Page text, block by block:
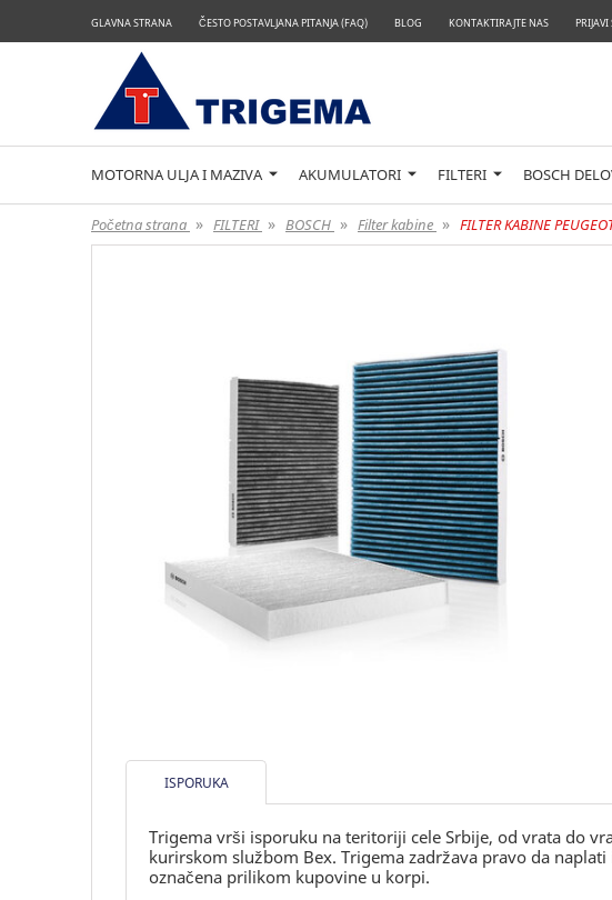
GLAVNA STRANA ČESTO POSTAVLJANA PITANJA (FAQ) BLOG KONTAKTIRAJTE NAS PRIJAVI
MOTORNA ULJA I MAZIVA AKUMULATORI FILTERI BOSCH
Početna strana » FILTERI » BOSCH » Filter kabine » FILTER KABINE
ISPORUKA
Trigema vrši isporuku na teritoriji cele Srbije, od vrata do
kurirskom službom Bex. Trigema zadržava pravo da
označena prilikom kupovine u korpi.